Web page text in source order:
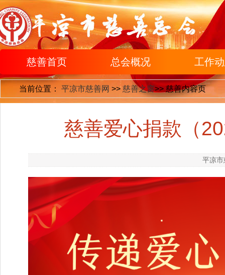
慈善首页 总会概况 工作
当前位置： 平凉市慈善网 >> 慈善之窗>>慈善内容页
慈善爱心捐款（
平凉